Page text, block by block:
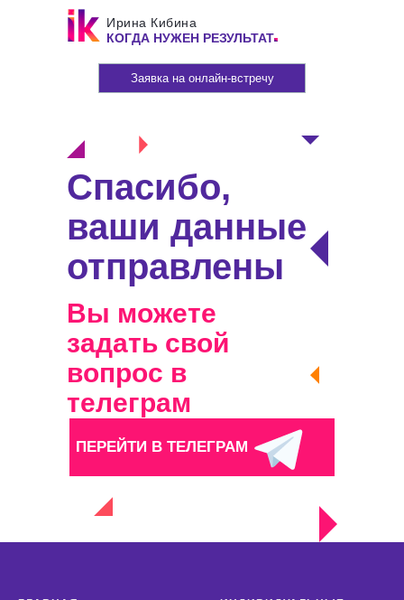
Ирина Кибина
Заявка на онлайн-встречу
КОГДА НУЖЕН РЕЗУЛЬТАТ
Спасибо,
ваши данные
отправлены
Вы можете
задать свой
вопрос в
телеграм
ПЕРЕЙТИ В ТЕЛЕГРАМ